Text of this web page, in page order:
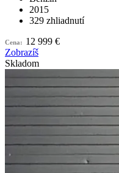
2015
329 zhliadnutí
Cena: 12 999 €
Zobrazíš
Skladom